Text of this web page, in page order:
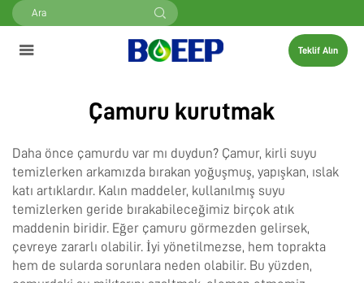
Teklif Alın
Çamuru kurutmak
Daha önce çamurdu var mı duydun? Çamur, kirli suyu
temizlerken arkamızda bırakan yoğuşmuş, yapışkan, ıslak
katı artıklardır. Kalın maddeler, kullanılmış suyu
temizlerken geride bırakabileceğimiz birçok atık
maddenin biridir. Eğer çamuru görmezden gelirsek,
çevreye zararlı olabilir. İyi yönetilmezse, hem toprakta
hem de sularda sorunlara neden olabilir. Bu yüzden,